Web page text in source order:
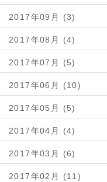
2017年09月 (3)
2017年08月 (4)
2017年07月 (5)
2017年06月 (10)
2017年05月 (5)
2017年04月 (4)
2017年03月 (6)
2017年02月 (11)